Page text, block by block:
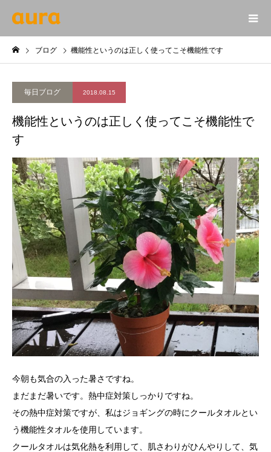
ブログ 機能性というのは正しく使ってこそ機能性です
毎日ブログ 2018.08.15
機能性というのは正しく使ってこそ機能性で
す
今朝も気合の入った暑さですね。
まだまだ暑いです。熱中症対策しっかりですね。
その熱中症対策ですが、私はジョギングの時にクールタオルとい
う機能性タオルを使用しています。
クールタオルは気化熱を利用して、肌さわりがひんやりして、気